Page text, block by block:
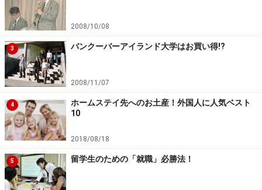
2008/10/08
3 バンクーバーアイランド大学はお買い得!?
2008/11/07
4
ホームステイ先へのお土産！外国人に人気ベスト
10
2018/08/18
5 留学生のための「就職」必勝法！